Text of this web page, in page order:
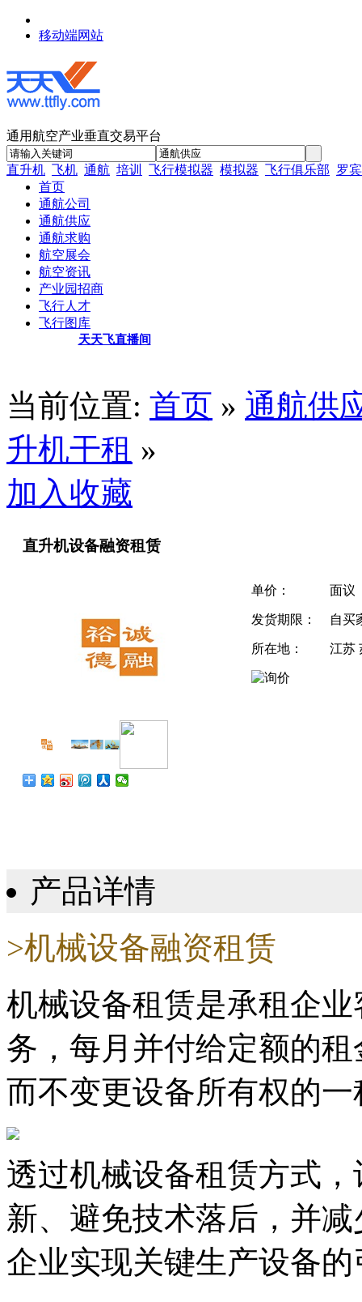
移动端网站
通用航空产业垂直交易平台
直升机 飞机 通航 培训 飞行模拟器 模拟器 飞行俱乐部 罗
首页
通航公司
通航供应
通航求购
航空展会
航空资讯
产业园招商
飞行人才
飞行图库
天天飞直播间
当前位置: 首页 » 通航供
升机干租 »
加入收藏
直升机设备融资租赁
单价： 面议
发货期限： 自买
所在地： 江苏
产品详情
>机械设备融资租赁
机械设备租赁是承租企
务，每月并付给定额的
而不变更设备所有权的
透过机械设备租赁方式
新、避免技术落后，并
企业实现关键生产设备